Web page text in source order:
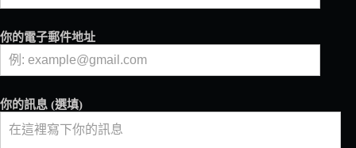
你的電子郵件地址
你的訊息 (選填)